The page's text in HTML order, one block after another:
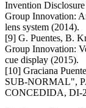
Invention
Group Innovation:
lens system (2014).
[9] G. Puentes, B.
Group Innovation:
cue display (2015).
[10] Graciana
SUB-NORMAL",
CONCEDIDA, DI-